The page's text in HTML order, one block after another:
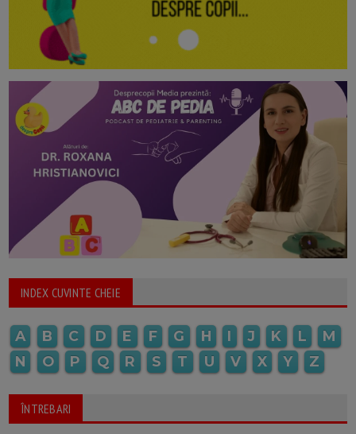
INDEX CUVINTE CHEIE
A B C D E F G H I J K L
M
N
O P Q R S T U V X Y Z
ÎNTREBARI